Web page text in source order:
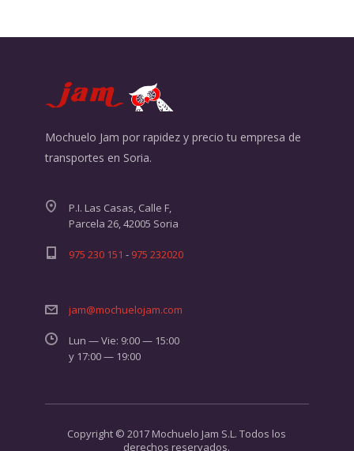
Mochuelo Jam por rapidez y precio tu empresa de
transportes en Soria.
P.I. Las Casas, Calle F,
Parcela 26, 42005 Soria
975 230 151 - 975 232020
jam@mochuelojam.com
Lun — Vie: 9:00 — 15:00
y 17:00 — 19:00
Copyright © 2017 Mochuelo Jam S.L. Todos los
derechos reservados.